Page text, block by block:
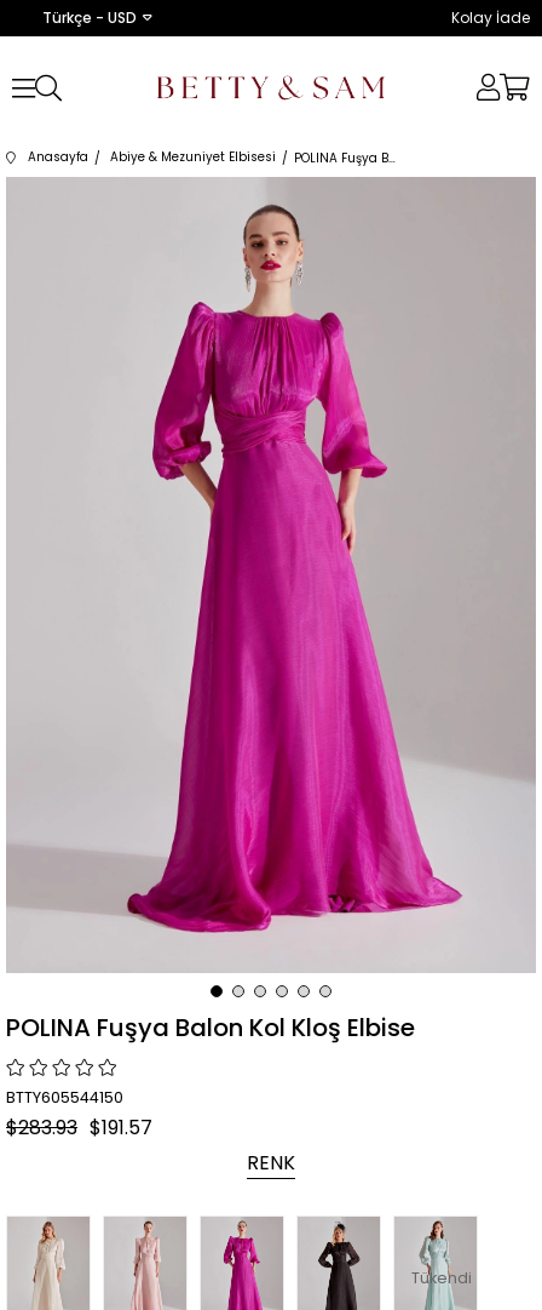
Türkçe - USD Kolay İade
Anasayfa Abiye & Mezuniyet Elbisesi POLINA Fuşya Balon Kol Kloş Elbise
POLINA Fuşya Balon Kol Kloş Elbise
BTTY605544150
$283.93 $191.57
RENK
Tükendi